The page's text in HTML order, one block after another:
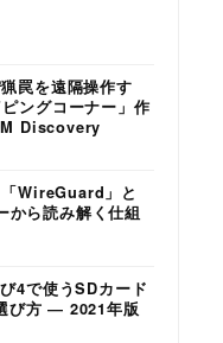
罠を遠隔操作す
ングコーナー」作
Discovery
WireGuard」と
から読み解く仕組
4で使うSDカード
び方 ― 2021年版